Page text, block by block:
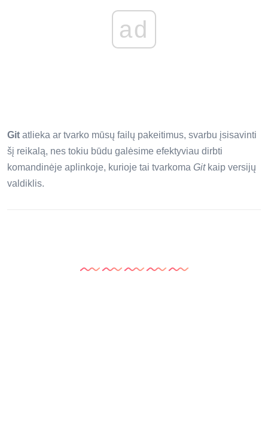
ad
Git atlieka ar tvarko mūsų failų pakeitimus, svarbu įsisavinti
šį reikalą, nes tokiu būdu galėsime efektyviau dirbti
komandinėje aplinkoje, kurioje tai tvarkoma Gitkaip versijų
valdiklis.